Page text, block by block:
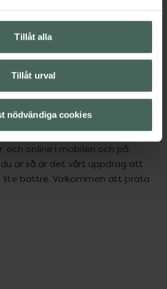
Tillåt alla
Tillåt urval
nödvändiga cookies
för dig. Du hittar oss från Skåne i
och online i mobilen och på
är så är det vårt uppdrag att
bättre. Välkommen att prata